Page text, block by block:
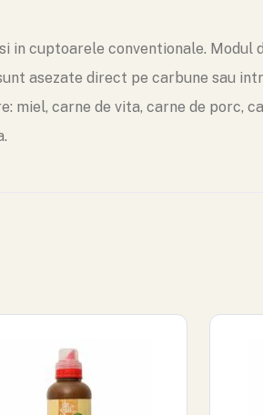
cuptoarele conventionale. Modul
asezate direct pe carbune sau
miel, carne de vita, carne de porc,